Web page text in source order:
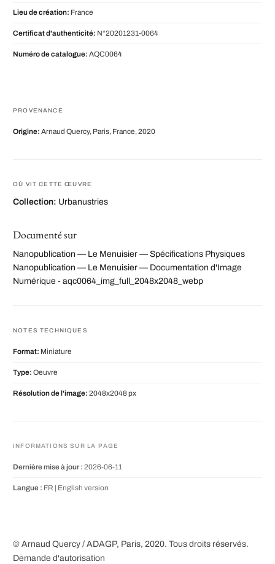
Lieu de création: France
Certificat d'authenticité: N°20201231-0064
Numéro de catalogue: AQC0064
PROVENANCE
Origine: Arnaud Quercy, Paris, France, 2020
OÙ VIT CETTE ŒUVRE
Collection: Urbanustries
Documenté sur
Nanopublication — Le Menuisier — Spécifications Physiques
Nanopublication — Le Menuisier — Documentation d'Image
Numérique - aqc0064_img_full_2048x2048_webp
NOTES TECHNIQUES
Format: Miniature
Type: Oeuvre
Résolution de l'image: 2048x2048 px
INFORMATIONS SUR LA PAGE
Dernière mise à jour : 2026-06-11
Langue : FR | English version
© Arnaud Quercy / ADAGP, Paris, 2020. Tous droits réservés.
Demande d'autorisation